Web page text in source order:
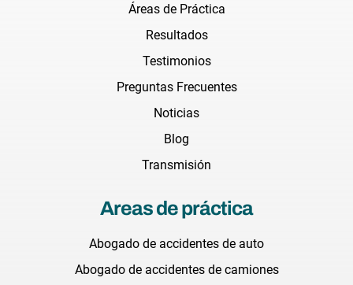
Áreas de Práctica
Resultados
Testimonios
Preguntas Frecuentes
Noticias
Blog
Transmisión
Areas de práctica
Abogado de accidentes de auto
Abogado de accidentes de camiones